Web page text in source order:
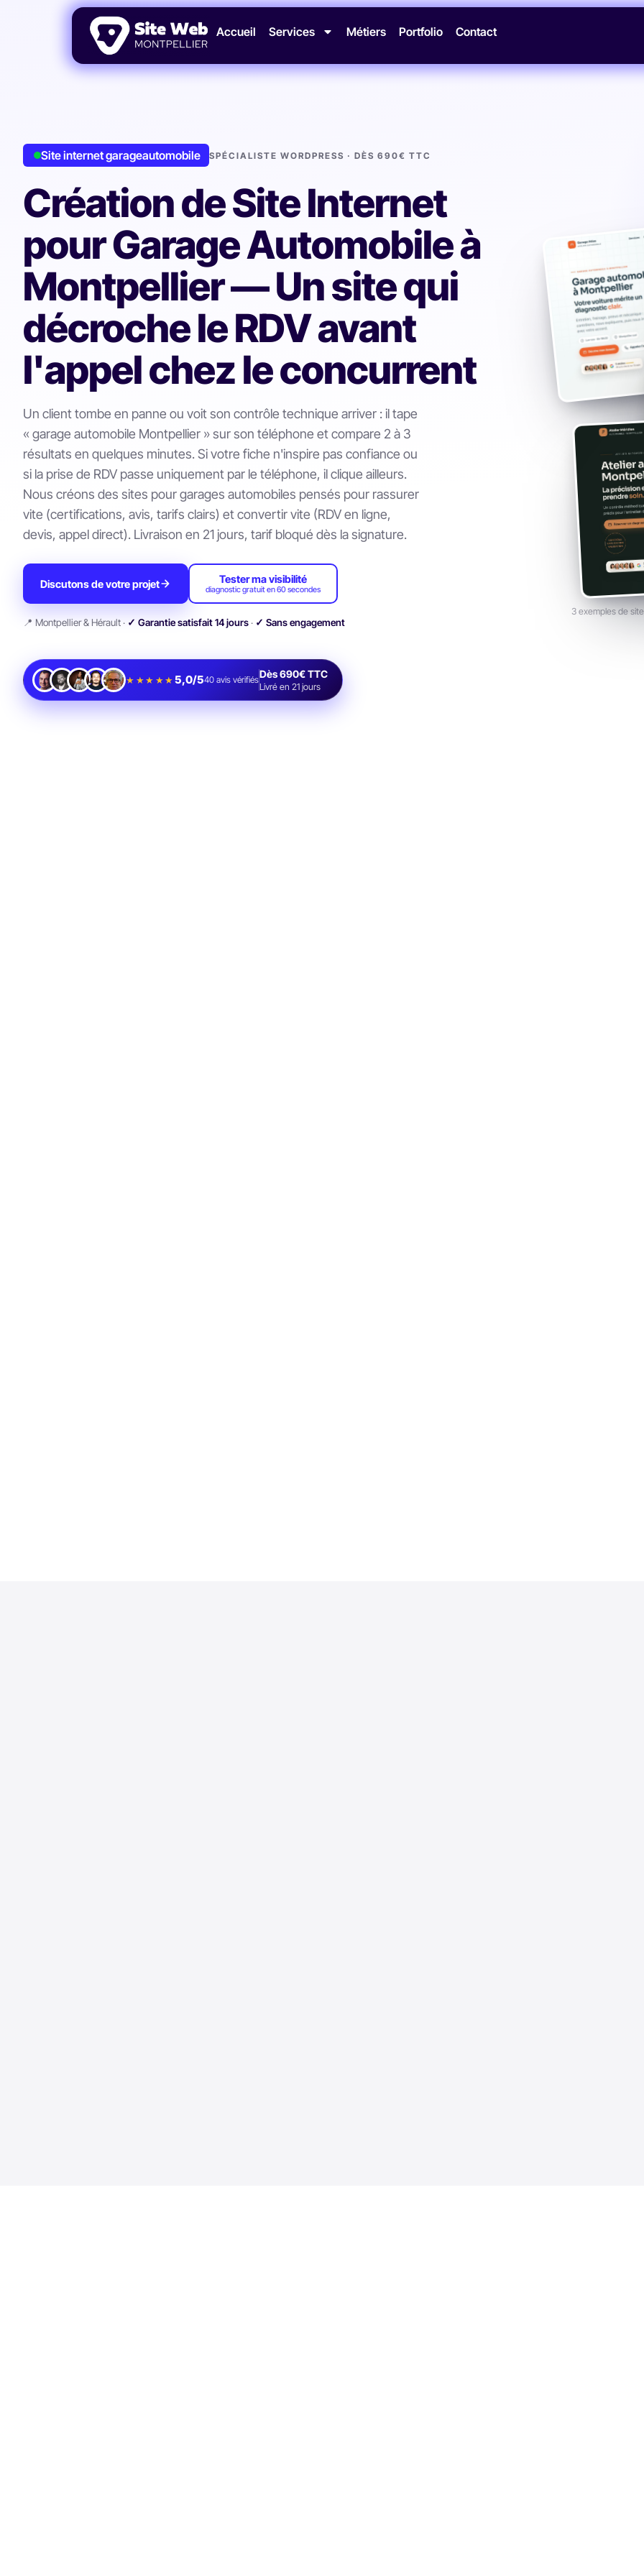
Accueil Services Métiers Portfolio Contact
Site internet garageautomobile SPÉCIALISTE WORDPRESS · DÈS 690€ TTC
Création de Site Internet
pour Garage Automobile à
Montpellier — Un site qui
décroche le RDV avant
l'appel chez le concurrent
Un client tombe en panne ou voit son contrôle technique arriver : il tape
« garage automobile Montpellier » sur son téléphone et compare 2 à 3
résultats en quelques minutes. Si votre fiche n'inspire pas confiance ou
si la prise de RDV passe uniquement par le téléphone, il clique ailleurs.
Nous créons des sites pour garages automobiles pensés pour rassurer
vite (certifications, avis, tarifs clairs) et convertir vite (RDV en ligne,
devis, appel direct). Livraison en 21 jours, tarif bloqué dès la signature.
Discutons de votre projet Tester ma visibilité
diagnostic gratuit en 60 secondes
📍 Montpellier & Hérault · ✓ Garantie satisfait 14 jours · ✓ Sans engagement
★★★★★5,0/540avis vérifiésDès 690€ TTC
Livré en 21 jours
3 exemples de